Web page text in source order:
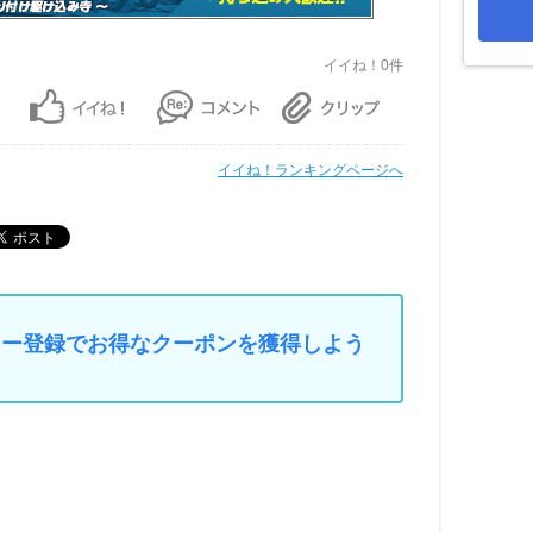
イイね！0件
イイね！ランキングページへ
登録でお得なクーポンを獲得しよう